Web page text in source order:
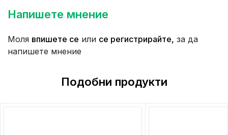
Напишете мнение
Моля впишете се или се регистрирайте, за да
напишете мнение
Подобни продукти